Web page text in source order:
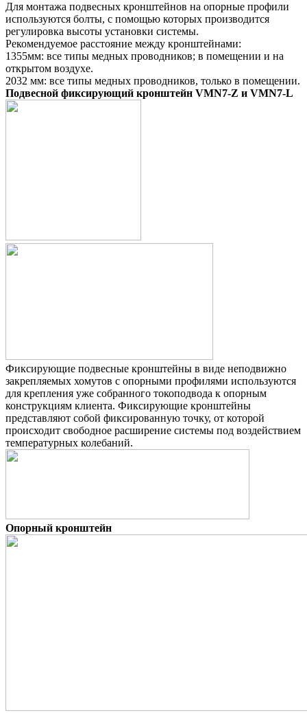
Для монтажа подвесных кронштейнов на опорные профили
используются болты, с помощью которых производится
регулировка высоты установки системы.
Рекомендуемое расстояние между кронштейнами:
1355мм: все типы медных проводников; в помещении и на
открытом воздухе.
2032 мм: все типы медных проводников, только в помещении.
Подвесной фиксирующий кронштейн VMN7-Z и VMN7-L
Фиксирующие подвесные кронштейны в виде неподвижно
закрепляемых хомутов c опорными профилями используются
для крепления уже собранного токоподвода к опорным
конструкциям клиента. Фиксирующие кронштейны
представляют собой фиксированную точку, от которой
происходит свободное расширение системы под воздействием
температурных колебаний.
Опорный кронштейн